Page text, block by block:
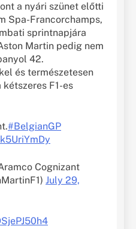
a nyári szünet előtti
Spa-Francorchamps,
sprintnapjára
Martin pedig nem
42.
és természetesen
F1-es
#BelgianGP
Cognizant
July 29,